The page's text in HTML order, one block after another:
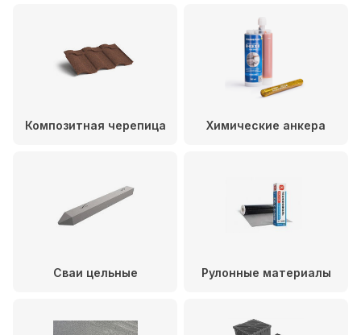
Композитная черепица Химические анкера
Сваи цельные Рулонные материалы